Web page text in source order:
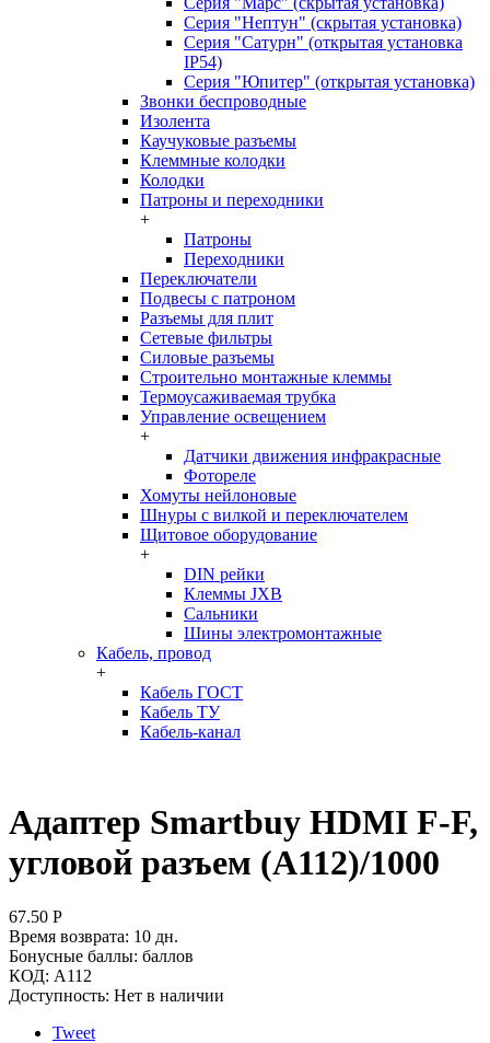
Серия "Нептун" (скрытая установка)
Серия "Сатурн" (открытая установка
IP54)
Серия "Юпитер" (открытая установка)
Звонки беспроводные
Изолента
Каучуковые разъемы
Клеммные колодки
Колодки
Патроны и переходники
+
Патроны
Переходники
Переключатели
Подвесы с патроном
Разъемы для плит
Сетевые фильтры
Силовые разъемы
Строительно монтажные клеммы
Термоусаживаемая трубка
Управление освещением
+
Датчики движения инфракрасные
Фотореле
Хомуты нейлоновые
Шнуры с вилкой и переключателем
Щитовое оборудование
+
DIN рейки
Клеммы JXB
Сальники
Шины электромонтажные
Кабель, провод
+
Кабель ГОСТ
Кабель ТУ
Кабель-канал
Адаптер Smartbuy HDMI F-F,
угловой разъем (A112)/1000
67.50 Р
Время возврата: 10 дн.
Бонусные баллы: баллов
КОД: A112
Доступность: Нет в наличии
Tweet